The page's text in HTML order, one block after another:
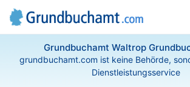
Grundbuchamt Waltrop
grundbuchamt.com ist keine Behörde,
Dienstleistungsservice